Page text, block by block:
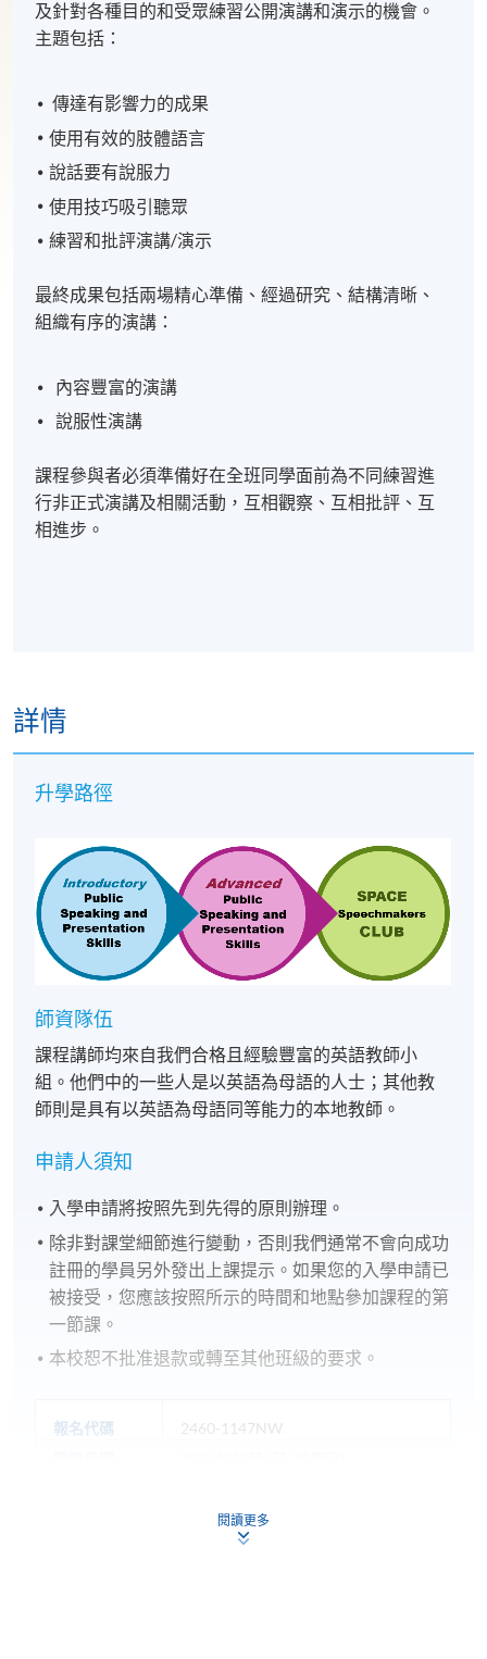
及針對各種目的和受眾練習公開演講和演示的機會。
主題包括：
傳達有影響力的成果
使用有效的肢體語言
說話要有說服力
使用技巧吸引聽眾
練習和批評演講/演示
最終成果包括兩場精心準備、經過研究、結構清晰、
組織有序的演講：
內容豐富的演講
說服性演講
課程參與者必須準備好在全班同學面前為不同練習進
行非正式演講及相關活動，互相觀察、互相批評、互
相進步。
詳情
升學路徑
師資隊伍
課程講師均來自我們合格且經驗豐富的英語教師小
組。他們中的一些人是以英語為母語的人士；其他教
師則是具有以英語為母語同等能力的本地教師。
申請人須知
入學申請將按照先到先得的原則辦理。
除非對課堂細節進行變動，否則我們通常不會向成功
註冊的學員另外發出上課提示。如果您的入學申請已
被接受，您應該按照所示的時間和地點參加課程的第
一節課。
本校恕不批准退款或轉至其他班級的要求。
報名代碼
2460-1147NW
閱讀更多